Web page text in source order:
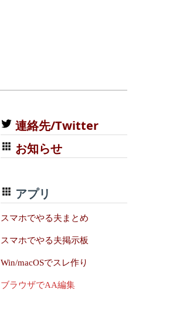
連絡先/Twitter
お知らせ
アプリ
スマホでやる夫まとめ
スマホでやる夫掲示板
Win/macOSでスレ作り
ブラウザでAA編集